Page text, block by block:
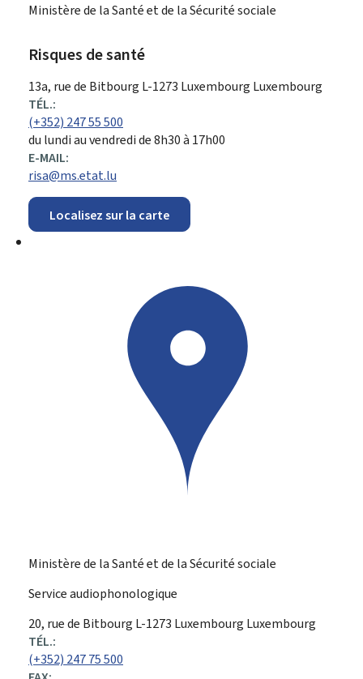
Ministère de la Santé et de la Sécurité sociale
Risques de santé
ADRESSE
:
13a, rue de Bitbourg L-1273 Luxembourg Luxembourg
TÉL.:
(+352) 247 55 500
du lundi au vendredi de 8h30 à 17h00
E-MAIL:
risa@ms.etat.lu
Localisez sur la carte
Ministère de la Santé et de la Sécurité sociale
Service audiophonologique
ADRESSE
:
20, rue de Bitbourg L-1273 Luxembourg Luxembourg
TÉL.:
(+352) 247 75 500